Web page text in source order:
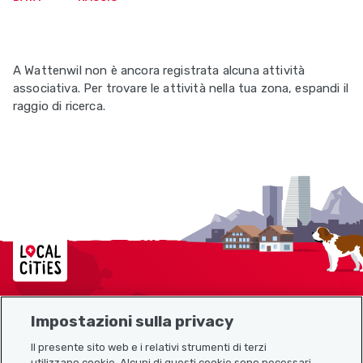
A Wattenwil non è ancora registrata alcuna attività
associativa. Per trovare le attività nella tua zona, espandi il
raggio di ricerca.
Localcities
Impostazioni sulla privacy
Il presente sito web e i relativi strumenti di terzi